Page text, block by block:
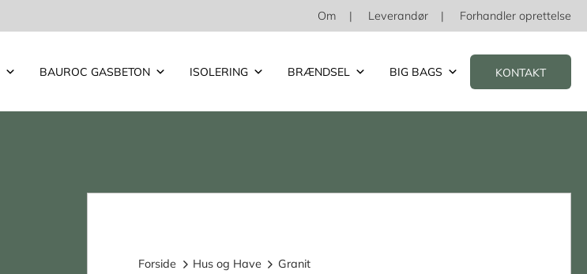
Om Leverandør Forhandler oprettelse
BAUROC GASBETON ISOLERING BRÆNDSEL BIG BAGS KONTAKT
Forside Hus og Have Granit